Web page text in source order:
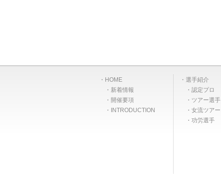
HOME
新着情報
開催要項
INTRODUCTION
選手紹介
認定プロ
ツアー選手
女流ツアー
功労選手